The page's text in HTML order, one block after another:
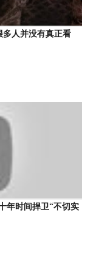
多人并没有真正看
年时间捍卫“不切实